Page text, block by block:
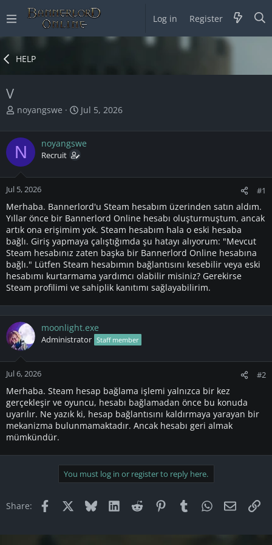
Log in Register
HELP
V
T
e
a
d
t
r
t
e
r
noyangswe
S
r
a
Jul 5, 2026
N noyangswe
Recruit
Jul 5, 2026 #1
Merhaba. Bannerlord'u Steam hesabım üzerinden satın aldım.
Yıllar önce bir Bannerlord Online hesabı oluşturmuştum, ancak
artık ona erişimim yok. Steam hesabım hala o eski hesaba
bağlı. Giriş yapmaya çalıştığımda şu hatayı alıyorum: "Mevcut
Steam hesabınız zaten başka bir Bannerlord Online hesabına
bağlı." Lütfen Steam hesabımın bağlantısını kesebilir veya eski
hesabımı kurtarmama yardımcı olabilir misiniz? Gerekirse
Steam profilimi ve sahiplik kanıtımı sağlayabilirim.
moonlight.exe
Administrator Staff member
Jul 6, 2026 #2
Merhaba. Steam hesap bağlama işlemi yalnızca bir kez
gerçekleşir ve oyuncu, hesabı bağlamadan önce bu konuda
uyarılır. Ne yazık ki, hesap bağlantısını kaldırmaya yarayan bir
mekanizma bulunmamaktadır. Ancak hesabı geri almak
mümkündür.
You must log in or register to reply here.
Share: Facebook Bluesky LinkedInReddit PinterestTumblrWhatsApp
Email